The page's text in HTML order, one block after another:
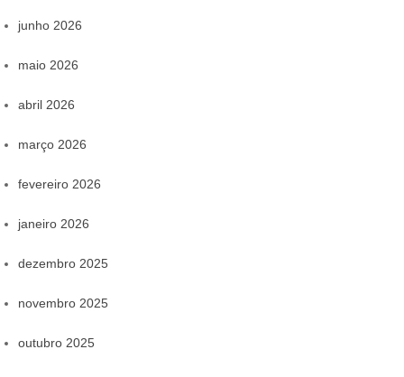
junho 2026
maio 2026
abril 2026
março 2026
fevereiro 2026
janeiro 2026
dezembro 2025
novembro 2025
outubro 2025